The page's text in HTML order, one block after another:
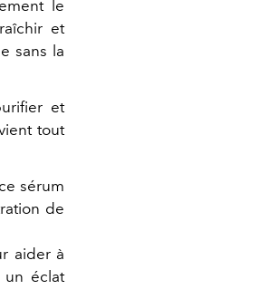
le
et
sans la
et
tout
sérum
de
aider à
un éclat